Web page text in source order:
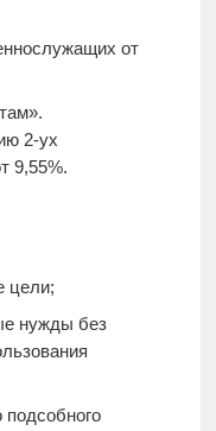
от
2-ух
9,55%.
цели;
нужды без
подсобного